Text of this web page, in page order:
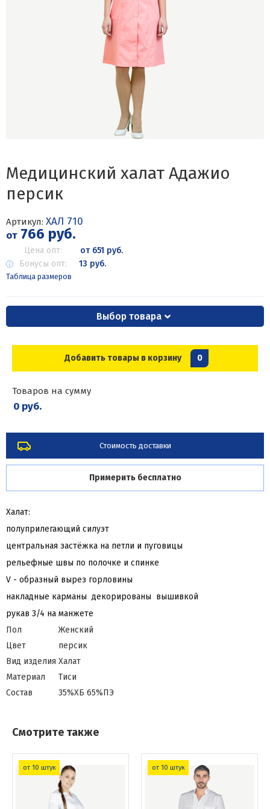
Медицинский халат Адажио
персик
Артикул: ХАЛ 710
от766 руб.
Цена опт:
от 651 руб.
Бонусы опт:
13 руб.
Таблица размеров
Выбор товара
Добавить товары в корзину 0
Товаров на сумму
0 руб.
Стоимость доставки
Примерить бесплатно
Халат:
полуприлегающий силуэт
центральная застёжка на петли и пуговицы
рельефные швы по полочке и спинке
V - образный вырез горловины
накладные карманы декорированы вышивкой
рукав 3/4 на манжете
Пол
Женский
Цвет
персик
Вид изделия Халат
Материал
Тиси
Состав
35%ХБ 65%ПЭ
Смотрите также
от 10 штук от 10 штук